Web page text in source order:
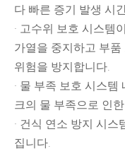
다 빠른 증기 발생 시
· 고수위 보호 시스템
가열을 중지하고 부
위험을 방지합니다.
· 물 부족 보호 시스템
크의 물 부족으로 인
· 건식 연소 방지 시
집니다.